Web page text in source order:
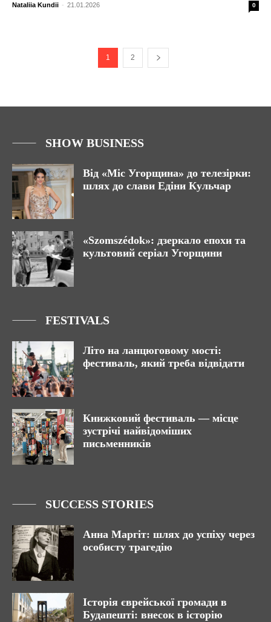
Nataliia Kundii - 21.01.2026 0
1 2
SHOW BUSINESS
Від «Міс Угорщина» до телезірки:
шлях до слави Едіни Кульчар
«Szomszédok»: дзеркало епохи та
культовий серіал Угорщини
FESTIVALS
Літо на ланцюговому мості:
фестиваль, який треба відвідати
Книжковий фестиваль — місце
зустрічі найвідоміших
письменників
SUCCESS STORIES
Анна Маргіт: шлях до успіху через
особисту трагедію
Історія єврейської громади в
Будапешті: внесок в історію